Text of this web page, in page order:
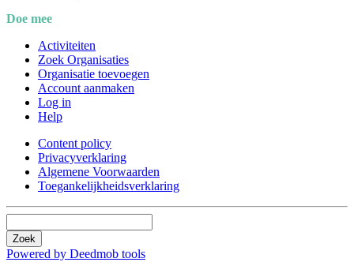
Doe mee
Activiteiten
Zoek Organisaties
Organisatie toevoegen
Account aanmaken
Log in
Help
Content policy
Privacyverklaring
Algemene Voorwaarden
Toegankelijkheidsverklaring
Zoek
Powered by Deedmob tools